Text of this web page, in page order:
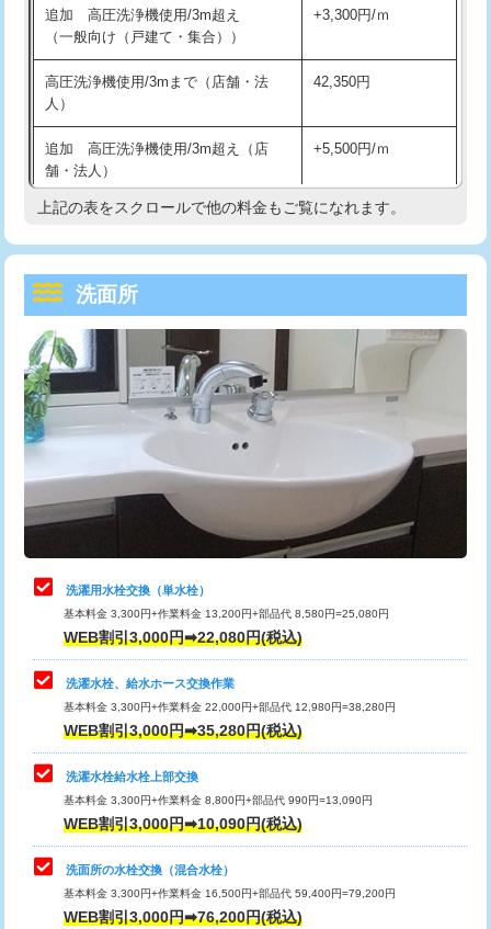
マス交換（深さ50㎝以上） 66,000円
コンクリート斫り（厚さ10㎝まで） 27,500円
コンクリート斫り（厚さ10㎝超え）
モルタル補修（厚さ10㎝まで）
モルタル補修（厚さ10㎝超え） 38,500円
洗面台設置 38,500円
追加人工
廃棄・処分 現場見積
※給水管工事は20mmまでの価格です。
持込商品取付（混合水栓） 16,500円
給水管工事※（ホール加工)
給水管工事※（バンド止め) 3,300円
給水管工事※（支持金具設置) 5,500円
給水管工事※（保温材使用（バンド止
め込み）)
5,500円
給水管工事※（土の掘削・埋め戻し作
業)
11,000円
給水管工事※（塩ビ管（VP・HI）使
用/3ｍまで)
33,000円
給水管工事※（塩ビ管（VP・HI）使
用（追加）/3ｍ超え)
給水管工事※（ライニング鋼管・銅
管・ポリ管・HT管使用/3ｍまで)
44,000円
給水管工事※（ライニング鋼管・銅
管・ポリ管・HT管使用/3ｍ超え)
排水管工事（土の掘削・埋め戻し作
業）
排水管工事（排水管工事/3ｍまで） 55,000円
排水管工事（追加 排水管工事/3ｍ超
え）
マス交換（土の掘削・埋め戻し作業）
マス交換（深さ50㎝未満）
マス交換（深さ50㎝以上）
追加 高圧洗浄機使用/3m超え
（一般向け（戸建て・集合））
+3,300円/ｍ
高圧洗浄機使用/3mまで（店舗・法
人）
42,350円
追加 高圧洗浄機使用/3m超え（店
舗・法人）
+5,500円/ｍ
高度高圧洗浄換 現地調査
トーラー機使用/3mまで
追加トーラー機使用/3m超え +3,300円
カメラ調査 33,000円
桝清掃
止水・漏水調査・防水処理・清掃・修
理・調整・分解・加工など（軽作業）
11,000円
止水・漏水調査・防水処理・清掃・修
理・調整・分解・加工など（中作業）
22,000円
止水・漏水調査・防水処理・清掃・修
理・調整・分解・加工など（重作業）
33,000円
キッチンタンク脱着
その他部品の脱着
交換・取付（タンク）
交換・取付(単水栓（壁付・デッキ
式）)
交換・取付(混合水栓（壁付・デッキ
式・ワンホール）)
16,500円+材料費
上記の表をスクロールで他の料金もご覧になれます。
洗面所
洗濯用水栓交換（単水栓）
基本料金 3,300円+作業料金 13,200円+部品代 8,580円=25,080円
WEB割引3,000円➡22,080円(税込)
洗濯水栓、給水ホース交換作業
基本料金 3,300円+作業料金 22,000円+部品代 12,980円=38,280円
WEB割引3,000円➡35,280円(税込)
洗濯水栓給水栓上部交換
基本料金 3,300円+作業料金 8,800円+部品代 990円=13,090円
WEB割引3,000円➡10,090円(税込)
洗面所の水栓交換（混合水栓）
基本料金 3,300円+作業料金 16,500円+部品代 59,400円=79,200円
WEB割引3,000円➡76,200円(税込)